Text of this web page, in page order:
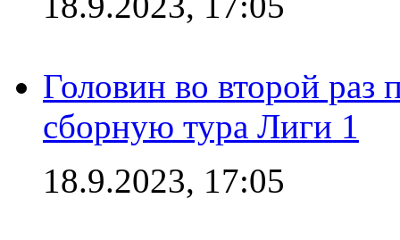
Головин во второй раз
сборную тура Лиги 1
18.9.2023, 17:05